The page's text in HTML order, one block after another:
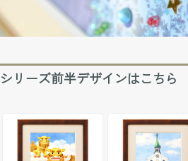
シリーズ前半デザインはこちら